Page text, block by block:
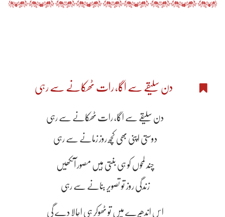
دن سلیقے سے اگا، رات ٹھکانے سے رہی
دن سلیقے سے اگا، رات ٹھکانے سے رہی
دوستی اپنی بھی کچھ روز زمانے سے رہی
چند لمحوں کو ہی بنتی ہیں مصور آنکھیں
زندگی روز تو تصویر بنانے سے رہی
اس اندھیرے میں تو ٹھوکر ہی اجالا دے گی